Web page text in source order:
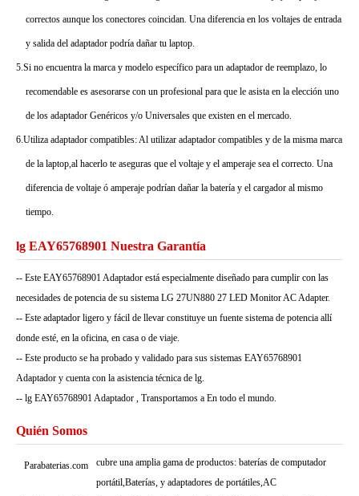
correctos aunque los conectores coincidan. Una diferencia en los voltajes de entrada
y salida del adaptador podría dañar tu laptop.
5.Si no encuentra la marca y modelo específico para un adaptador de reemplazo, lo
recomendable es asesorarse con un profesional para que le asista en la elección uno
de los adaptador Genéricos y/o Universales que existen en el mercado.
6.Utiliza adaptador compatibles: Al utilizar adaptador compatibles y de la misma marca
de la laptop,al hacerlo te aseguras que el voltaje y el amperaje sea el correcto. Una
diferencia de voltaje ó amperaje podrían dañar la batería y el cargador al mismo
tiempo.
lg EAY65768901 Nuestra Garantía
-- Este EAY65768901 Adaptador está especialmente diseñado para cumplir con las
necesidades de potencia de su sistema LG 27UN880 27 LED Monitor AC Adapter.
-- Este adaptador ligero y fácil de llevar constituye un fuente sistema de potencia allí
donde esté, en la oficina, en casa o de viaje.
-- Este producto se ha probado y validado para sus sistemas EAY65768901
Adaptador y cuenta con la asistencia técnica de lg.
-- lg EAY65768901 Adaptador , Transportamos a En todo el mundo.
Quién Somos
Parabaterias.com
cubre una amplia gama de productos: baterías de computador
portátil,Baterías, y adaptadores de portátiles,AC